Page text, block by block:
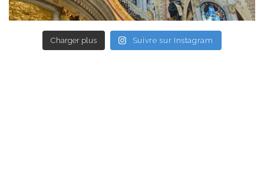
Charger plus Suivre sur Instagram